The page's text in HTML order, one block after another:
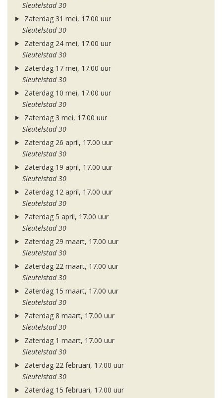
Sleutelstad 30
Zaterdag 31 mei, 17.00 uur
Sleutelstad 30
Zaterdag 24 mei, 17.00 uur
Sleutelstad 30
Zaterdag 17 mei, 17.00 uur
Sleutelstad 30
Zaterdag 10 mei, 17.00 uur
Sleutelstad 30
Zaterdag 3 mei, 17.00 uur
Sleutelstad 30
Zaterdag 26 april, 17.00 uur
Sleutelstad 30
Zaterdag 19 april, 17.00 uur
Sleutelstad 30
Zaterdag 12 april, 17.00 uur
Sleutelstad 30
Zaterdag 5 april, 17.00 uur
Sleutelstad 30
Zaterdag 29 maart, 17.00 uur
Sleutelstad 30
Zaterdag 22 maart, 17.00 uur
Sleutelstad 30
Zaterdag 15 maart, 17.00 uur
Sleutelstad 30
Zaterdag 8 maart, 17.00 uur
Sleutelstad 30
Zaterdag 1 maart, 17.00 uur
Sleutelstad 30
Zaterdag 22 februari, 17.00 uur
Sleutelstad 30
Zaterdag 15 februari, 17.00 uur